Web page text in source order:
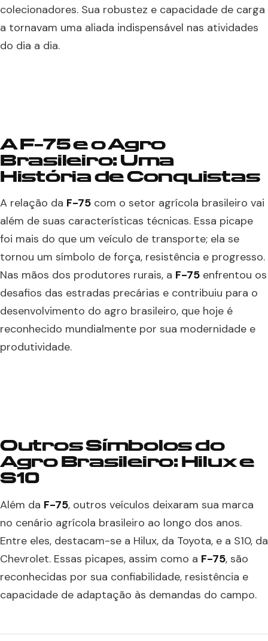
colecionadores. Sua robustez e capacidade de carga
a tornavam uma aliada indispensável nas atividades
do dia a dia.
A F-75 e o Agro
Brasileiro: Uma
História de Conquistas
A relação da F-75 com o setor agrícola brasileiro vai
além de suas características técnicas. Essa picape
foi mais do que um veículo de transporte; ela se
tornou um símbolo de força, resistência e progresso.
Nas mãos dos produtores rurais, a F-75 enfrentou os
desafios das estradas precárias e contribuiu para o
desenvolvimento do agro brasileiro, que hoje é
reconhecido mundialmente por sua modernidade e
produtividade.
Outros Símbolos do
Agro Brasileiro: Hilux e
S10
Além da F-75, outros veículos deixaram sua marca
no cenário agrícola brasileiro ao longo dos anos.
Entre eles, destacam-se a Hilux, da Toyota, e a S10, da
Chevrolet. Essas picapes, assim como a F-75, são
reconhecidas por sua confiabilidade, resistência e
capacidade de adaptação às demandas do campo.